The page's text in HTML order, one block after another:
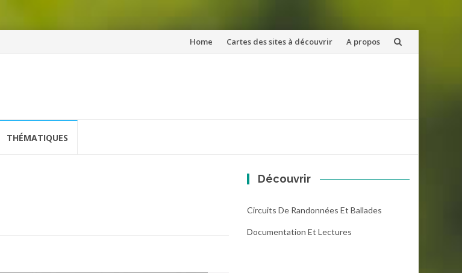
Aller
Home Cartes des sites à découvrir A propos
THÉMATIQUES
Découvrir
Circuits De Randonnées Et Ballades
Documentation Et Lectures